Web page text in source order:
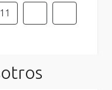
11